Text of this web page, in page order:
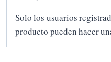
Solo los usuarios
producto pueden hacer